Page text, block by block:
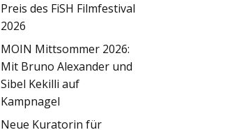
Preis des FiSH Filmfestival
2026
MOIN Mittsommer 2026:
Mit Bruno Alexander und
Sibel Kekilli auf
Kampnagel
Neue Kuratorin für